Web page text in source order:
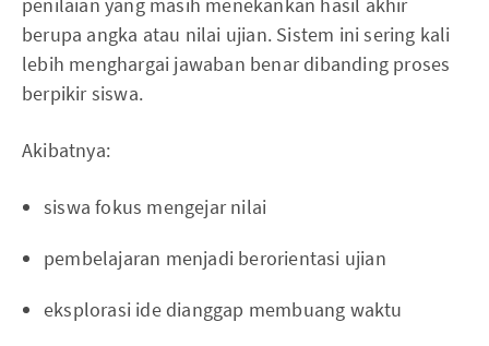
berupa angka atau nilai ujian. Sistem ini sering kali
lebih menghargai jawaban benar dibanding proses
berpikir siswa.
Akibatnya:
siswa fokus mengejar nilai
pembelajaran menjadi berorientasi ujian
eksplorasi ide dianggap membuang waktu